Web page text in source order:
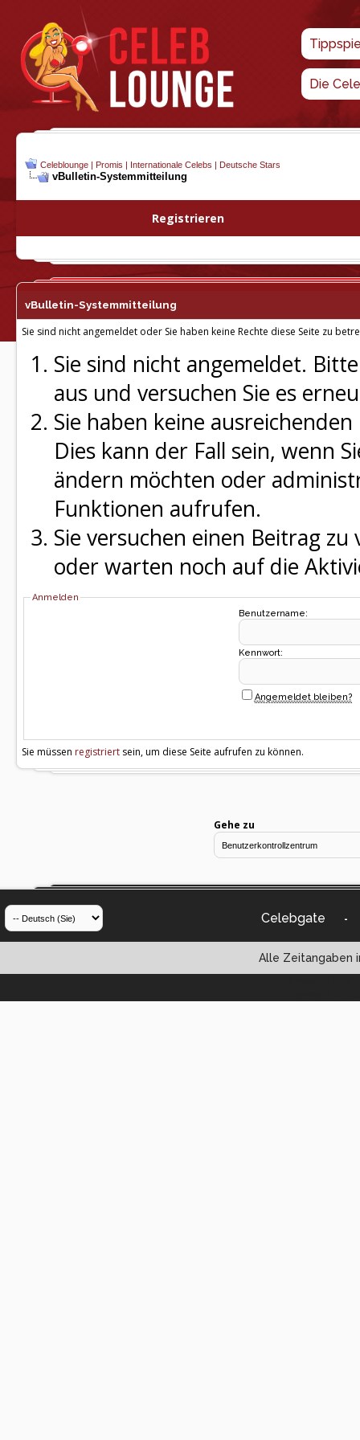
Die
Celeblounge | Promis | Internationale Celebs | Deutsche Stars
vBulletin-Systemmitteilung
Registrieren
vBulletin-Systemmitteilung
Sie sind nicht angemeldet oder Sie haben keine Rechte diese Seite zu
Sie sind nicht angemeldet.
aus und versuchen Sie es
Sie haben keine
Dies kann der Fall sein, wenn
ändern möchten oder
Funktionen aufrufen.
Sie versuchen einen Beitrag
oder warten noch auf die
Anmelden
Benutzername:
Kennwort:
Angemeldet bleiben?
Sie müssen registriert sein, um diese Seite aufrufen zu können.
Gehe zu
Celebgate -
Alle Zeitangaben